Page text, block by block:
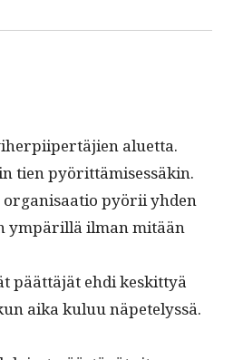
aluet­ta.
tien pyörit­tämisessäkin.
pyörii yhden
ympäril­lä ilman mitään
päät­täjät ehdi keskit­tyä
aika kuluu näpetelyssä.